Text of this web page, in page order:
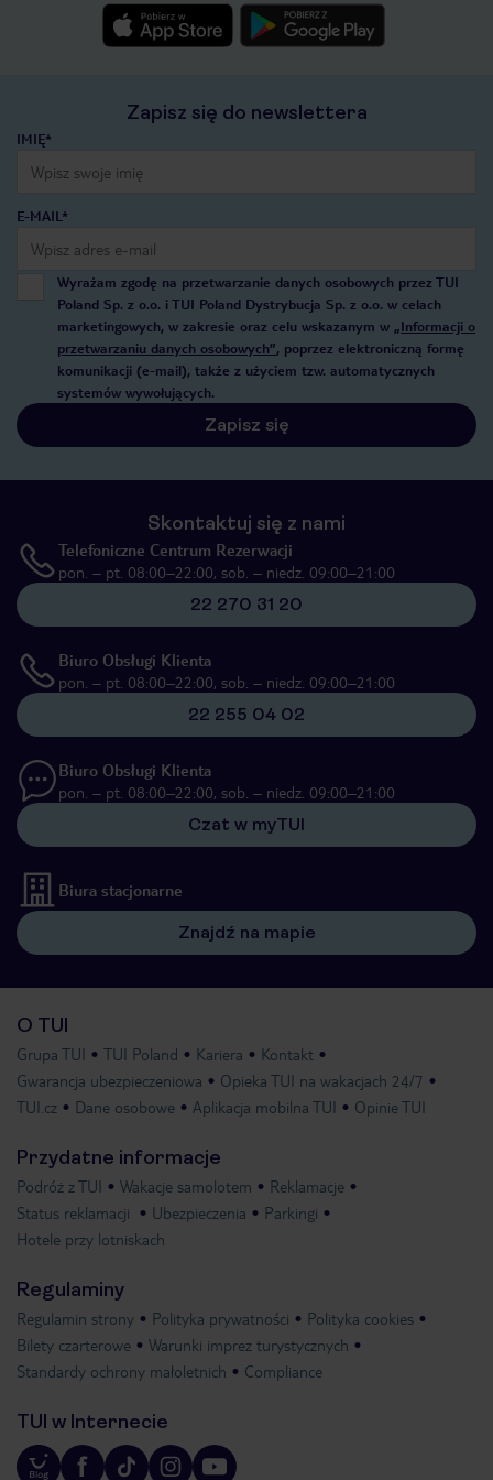
Zapisz się do newslettera
IMIĘ*
E-MAIL*
Wyrażam zgodę na przetwarzanie danych osobowych przez TUI
Poland Sp. z o.o. i TUI Poland Dystrybucja Sp. z o.o. w celach
marketingowych, w zakresie oraz celu wskazanym w „Informacji o
przetwarzaniu danych osobowych”, poprzez elektroniczną formę
komunikacji (e-mail), także z użyciem tzw. automatycznych
systemów wywołujących.
Zapisz się
Skontaktuj się z nami
Telefoniczne Centrum Rezerwacji
pon. – pt. 08:00–22:00, sob. – niedz. 09:00–21:00
22 270 31 20
Biuro Obsługi Klienta
pon. – pt. 08:00–22:00, sob. – niedz. 09:00–21:00
22 255 04 02
Biuro Obsługi Klienta
pon. – pt. 08:00–22:00, sob. – niedz. 09:00–21:00
Czat w myTUI
Biura stacjonarne
Znajdź na mapie
O TUI
Grupa TUI TUI Poland Kariera
Kontakt
Gwarancja ubezpieczeniowa
Opieka TUI na wakacjach 24/7
TUI.cz
Dane osobowe Aplikacja mobilna TUI Opinie TUI
Przydatne informacje
Podróż z TUI Wakacje samolotem
Reklamacje
Status reklamacji
Ubezpieczenia
Parkingi
Hotele przy lotniskach
Regulaminy
Regulamin strony Polityka prywatności
Polityka cookies
Bilety czarterowe
Warunki imprez turystycznych
Standardy ochrony małoletnich
Compliance
TUI w Internecie